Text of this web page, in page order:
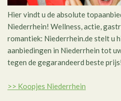
Hier vindt u de absolute
Niederrhein! Wellness, actie,
romantiek: Niederrhein.de stelt u
aanbiedingen in Niederrhein tot
tegen de gegarandeerd beste
>> Koopjes Niederrhein